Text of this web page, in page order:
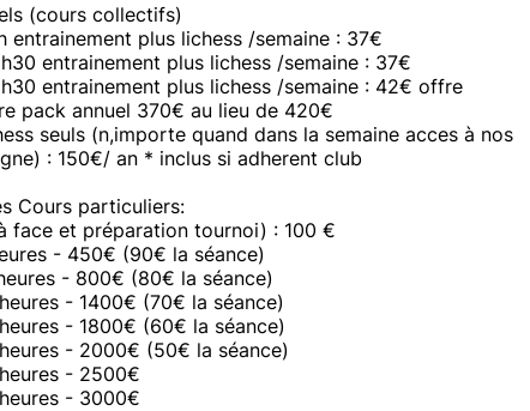
(cours collectifs)
entrainement plus lichess /semaine : 37€
entrainement plus lichess /semaine : 37€
entrainement plus lichess /semaine : 42€ offre
pack annuel 370€ au lieu de 420€
seuls (n,importe quand dans la semaine acces à nos
: 150€/ an * inclus si adherent club
Cours particuliers:
face et préparation tournoi) : 100 €
- 450€ (90€ la séance)
- 800€ (80€ la séance)
- 1400€ (70€ la séance)
- 1800€ (60€ la séance)
- 2000€ (50€ la séance)
- 2500€
- 3000€